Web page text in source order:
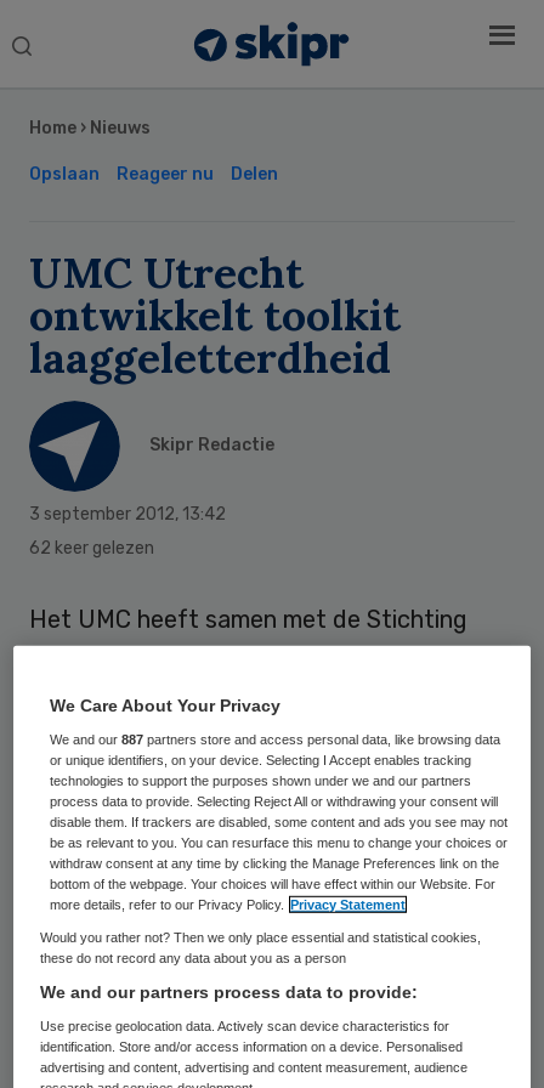
Search
Home › Nieuws
Opslaan Reageer nu Delen
UMC Utrecht
ontwikkelt toolkit
laaggeletterdheid
Skipr Redactie
3 september 2012, 13:42
62 keer gelezen
Het UMC heeft samen met de Stichting
Lezen & Schrijven een toolkit ontwikkeld.
Die biedt zorgverleners concrete
handvatten om laaggeletterdheid te
herkennen en bespreekbaar te maken.
Richtlijnen
Het eerste exemplaar van het pakket
Gezonde Taal, omgaan met
aangeboden aan prof. dr. Jan Kimpen,
voorzitter van de raad van bestuur van het
Sidebar
We Care About Your Privacy
We and our887 partners store and access personal data, like browsing data
or unique identifiers, on your device. Selecting I Accept enables tracking
technologies to support the purposes shown under we and our partners
process data to provide. Selecting Reject All or withdrawing your consent will
disable them. If trackers are disabled, some content and ads you see may not
be as relevant to you. You can resurface this menu to change your choices or
withdraw consent at any time by clicking the Manage Preferences link on the
bottom of the webpage. Your choices will have effect within our Website. For
more details, refer to our Privacy Policy.
Privacy Statement
Would you rather not? Then we only place essential and statistical cookies,
these do not record any data about you as a person
We and our partners process data to provide:
Use precise geolocation data. Actively scan device characteristics for
identification. Store and/or access information on a device. Personalised
advertising and content, advertising and content measurement, audience